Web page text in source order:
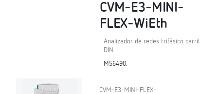
CVM-E3-MINI-
FLEX-WiEth
Analizador de redes trifásico carril
DIN
M56490.
CVM-E3-MINI-FLEX-